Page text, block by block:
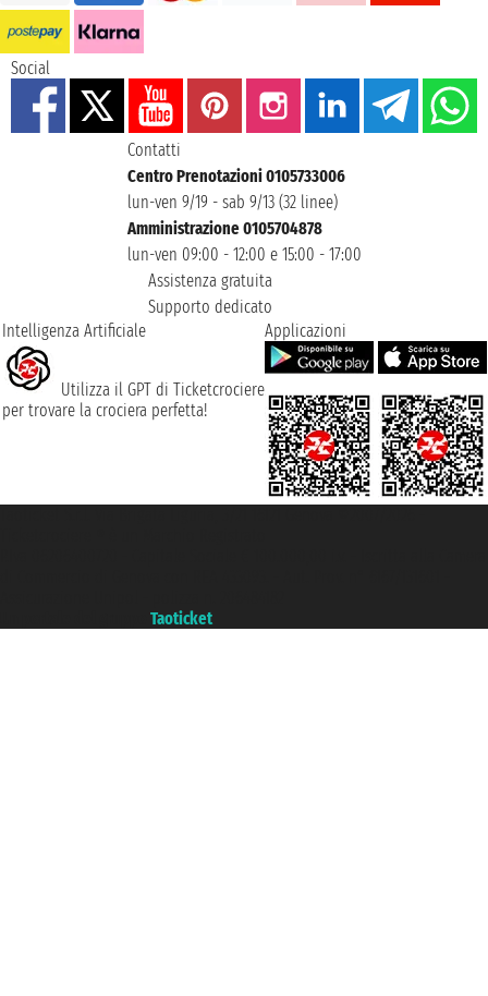
Social
Contatti
Centro Prenotazioni 0105733006
lun-ven 9/19 - sab 9/13 (32 linee)
Amministrazione 0105704878
lun-ven 09:00 - 12:00 e 15:00 - 17:00
Assistenza gratuita
Supporto dedicato
Intelligenza Artificiale
Utilizza il GPT di Ticketcrociere
per trovare la crociera perfetta!
Applicazioni
Taoticket